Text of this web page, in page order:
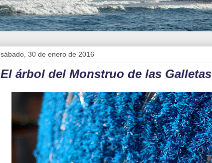
sábado, 30 de enero de 2016
El árbol del Monstruo de las Galletas